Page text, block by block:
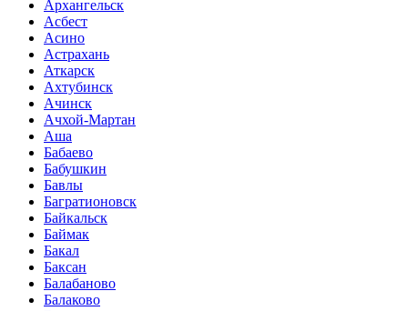
Архангельск
Асбест
Асино
Астрахань
Аткарск
Ахтубинск
Ачинск
Ачхой-Мартан
Аша
Бабаево
Бабушкин
Бавлы
Багратионовск
Байкальск
Баймак
Бакал
Баксан
Балабаново
Балаково